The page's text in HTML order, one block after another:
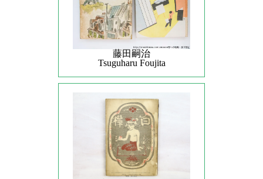
藤田嗣治
Tsuguharu Foujita